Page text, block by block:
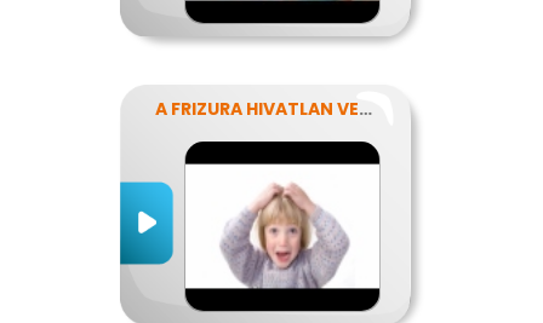
A FRIZURA HIVATLAN VENDÉGEI - A FEJTETVEK